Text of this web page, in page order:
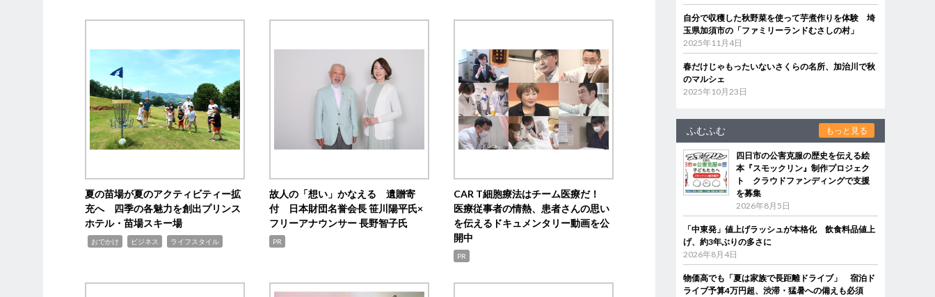
夏の苗場が夏のアクティビティー拡
充へ 四季の各魅力を創出プリンス
ホテル・苗場スキー場
おでかけ ビジネス ライフスタイル
故人の「想い」かなえる 遺贈寄
付 日本財団名誉会長 笹川陽平氏×
フリーアナウンサー 長野智子氏
PR
CAR T細胞療法はチーム医療だ！
医療従事者の情熱、患者さんの思い
を伝えるドキュメンタリー動画を公
開中
PR
自分で収穫した秋野菜を使って芋煮作りを体験 埼
玉県加須市の「ファミリーランドむさしの村」
2025年11月4日
春だけじゃもったいないさくらの名所、加治川で秋
のマルシェ
2025年10月23日
ふむふむ もっと見る
四日市の公害克服の歴史を伝える絵
本『スモックリン』制作プロジェク
ト クラウドファンディングで支援
を募集
2026年8月5日
「中東発」値上げラッシュが本格化 飲食料品値上
げ、約3年ぶりの多さに
2026年8月4日
物価高でも「夏は家族で長距離ドライブ」 宿泊ド
ライブ予算4万円超、渋滞・猛暑への備えも必須